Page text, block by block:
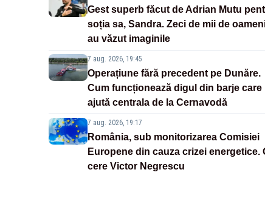
Gest superb făcut de Adrian Mutu
soția sa, Sandra. Zeci de mii de
au văzut imaginile
7 aug. 2026, 19:45
Operațiune fără precedent pe Dunăre.
Cum funcționează digul din barje care
ajută centrala de la Cernavodă
7 aug. 2026, 19:17
România, sub monitorizarea Comisiei
Europene din cauza crizei energetice.
cere Victor Negrescu